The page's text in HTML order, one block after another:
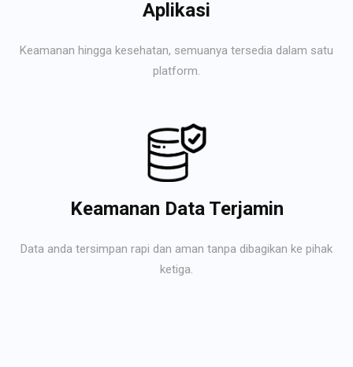
Aplikasi
Keamanan hingga kesehatan, semuanya tersedia dalam satu
platform.
Keamanan Data Terjamin
Data anda tersimpan rapi dan aman tanpa dibagikan ke pihak
ketiga.